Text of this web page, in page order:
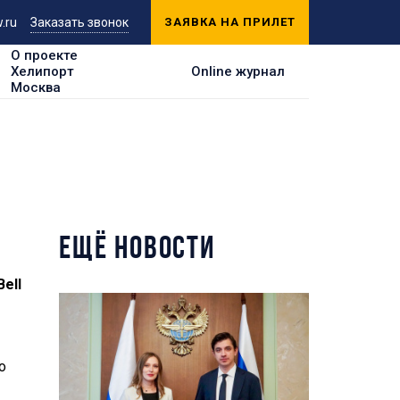
Заказать звонок ЗАЯВКА НА ПРИЛЕТ
О проекте
Хелипорт
Москва
Online журнал
ЕЩЁ НОВОСТИ